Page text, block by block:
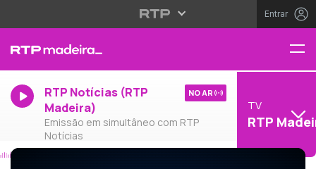
Entrar
RTP Notícias (RTP
Madeira)
Emissão em simultâneo com RTP
Notícias
NO AR
TV
RTP